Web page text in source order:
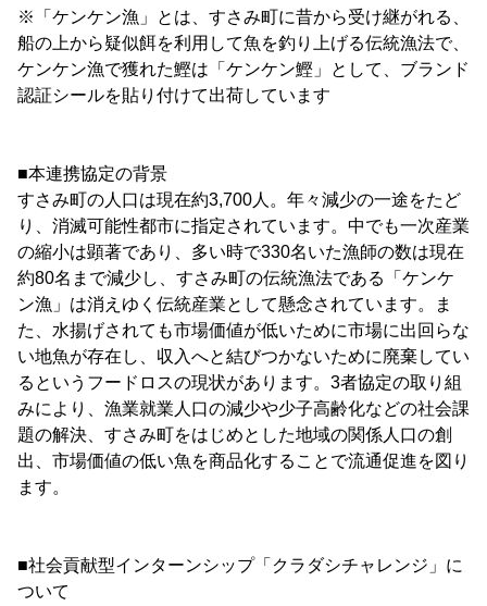
※「ケンケン漁」とは、すさみ町に昔から受け継がれる、
船の上から疑似餌を利用して魚を釣り上げる伝統漁法で、
ケンケン漁で獲れた鰹は「ケンケン鰹」として、ブランド
認証シールを貼り付けて出荷しています
■本連携協定の背景
すさみ町の人口は現在約3,700人。年々減少の一途をたど
り、消滅可能性都市に指定されています。中でも一次産業
の縮小は顕著であり、多い時で330名いた漁師の数は現在
約80名まで減少し、すさみ町の伝統漁法である「ケンケ
ン漁」は消えゆく伝統産業として懸念されています。ま
た、水揚げされても市場価値が低いために市場に出回らな
い地魚が存在し、収入へと結びつかないために廃棄してい
るというフードロスの現状があります。3者協定の取り組
みにより、漁業就業人口の減少や少子高齢化などの社会課
題の解決、すさみ町をはじめとした地域の関係人口の創
出、市場価値の低い魚を商品化することで流通促進を図り
ます。
■社会貢献型インターンシップ「クラダシチャレンジ」に
ついて